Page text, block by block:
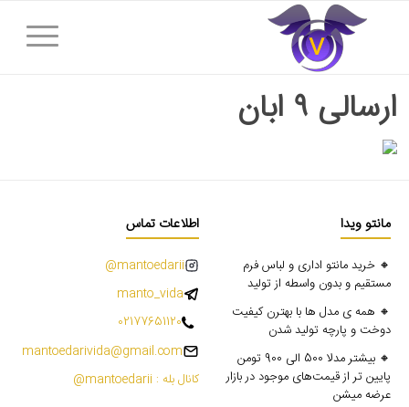
ارسالی ۹ ابان
مانتو ویدا
🔸 خرید مانتو اداری و لباس فرم
مستقیم و بدون واسطه از تولید
🔸 همه ی مدل ها با بهترن کیفیت
دوخت و پارچه تولید شدن
🔸 بیشتر مدلا 500 الی 900 تومن
پایین تر از قیمت‌های موجود در بازار
عرضه میشن
اطلاعات تماس
mantoedarii@
manto_vida
02177651120
mantoedarivida@gmail.com
کانال بله : mantoedarii@